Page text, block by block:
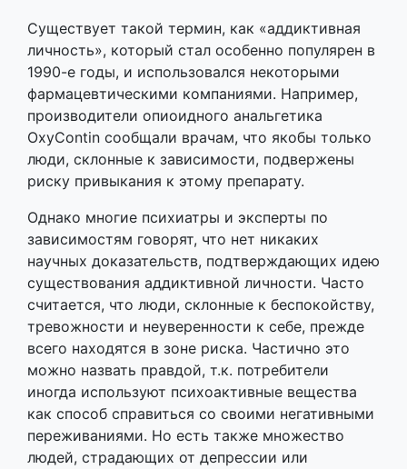
Существует такой термин, как «аддиктивная
личность», который стал особенно популярен в
1990-е годы, и использовался некоторыми
фармацевтическими компаниями. Например,
производители опиоидного анальгетика
OxyContin сообщали врачам, что якобы только
люди, склонные к зависимости, подвержены
риску привыкания к этому препарату.
Однако многие психиатры и эксперты по
зависимостям говорят, что нет никаких
научных доказательств, подтверждающих идею
существования аддиктивной личности. Часто
считается, что люди, склонные к беспокойству,
тревожности и неуверенности к себе, прежде
всего находятся в зоне риска. Частично это
можно назвать правдой, т.к. потребители
иногда используют психоактивные вещества
как способ справиться со своими негативными
переживаниями. Но есть также множество
людей, страдающих от депрессии или